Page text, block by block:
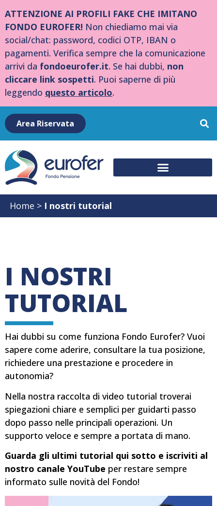
ATTENZIONE AI PROFILI FAKE CHE IMITANO
FONDO EUROFER! Non chiediamo mai via
social/chat: password, codici OTP, IBAN o
pagamenti. Verifica sempre che la comunicazione
arrivi da fondoeurofer.it. Se hai dubbi, non
cliccare link sospetti. Puoi saperne di più
leggendo questo articolo.
Area Riservata
Home > I nostri tutorial
I NOSTRI
TUTORIAL
Hai dubbi su come funziona Fondo Eurofer? Vuoi
sapere come aderire, consultare la tua posizione,
richiedere una prestazione e procedere in
autonomia?
Nella nostra raccolta di video tutorial troverai
spiegazioni chiare e semplici per guidarti passo
dopo passo nelle principali operazioni. Un
supporto veloce e sempre a portata di mano.
Guarda gli ultimi tutorial qui sotto e iscriviti al
nostro canale YouTube per restare sempre
informato sulle novità del Fondo!